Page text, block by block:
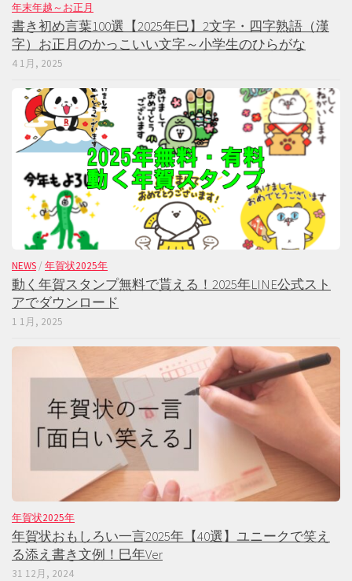
年末年越～お正月
書き初め言葉100選【2025年巳】2文字・四字熟語（漢
字）お正月のかっこいい文字～小学生のひらがな
4 1月, 2025
NEWS / 年賀状2025年
動く年賀スタンプ無料で貰える！2025年LINE公式スト
アでダウンロード
1 1月, 2025
年賀状2025年
年賀状おもしろい一言2025年【40選】ユニークで笑え
る添え書き文例！巳年Ver
31 12月, 2024